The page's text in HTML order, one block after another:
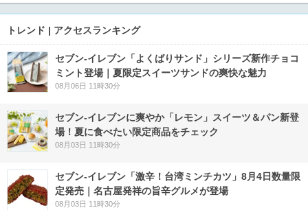
トレンド | アクセスランキング
セブン‐イレブン「よくばりサンド」シリーズ新作チョコ
ミント登場｜夏限定スイーツサンドの爽快な魅力
08月06日 11時30分
セブン‐イレブンに爽やか「レモン」スイーツ＆パン新登
場！夏に食べたい限定商品をチェック
08月03日 11時30分
セブン-イレブン「激辛！台湾ミンチカツ」8月4日数量限
定発売｜名古屋発祥の旨辛グルメが登場
08月03日 11時30分